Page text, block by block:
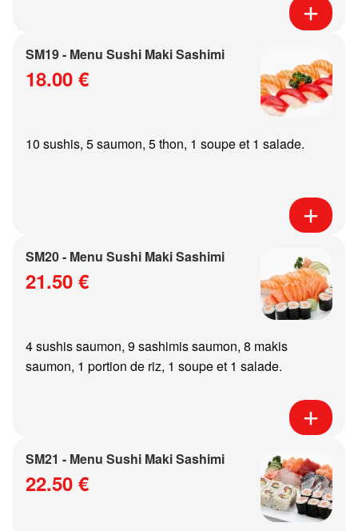
SM19 - Menu Sushi Maki Sashimi
18.00 €
10 sushis, 5 saumon, 5 thon, 1 soupe et 1 salade.
SM20 - Menu Sushi Maki Sashimi
21.50 €
4 sushis saumon, 9 sashimis saumon, 8 makis
saumon, 1 portion de riz, 1 soupe et 1 salade.
SM21 - Menu Sushi Maki Sashimi
22.50 €